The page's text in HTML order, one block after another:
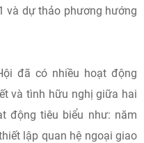
và dự thảo phương hướng
đã có nhiều hoạt động
và tình hữu nghị giữa hai
động tiêu biểu như: năm
lập quan hệ ngoại giao